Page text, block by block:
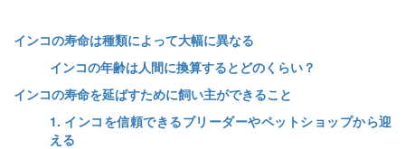
インコの寿命は種類によって大幅に異なる
インコの年齢は人間に換算するとどのくらい？
インコの寿命を延ばすために飼い主ができること
1. インコを信頼できるブリーダーやペットショップから迎
える